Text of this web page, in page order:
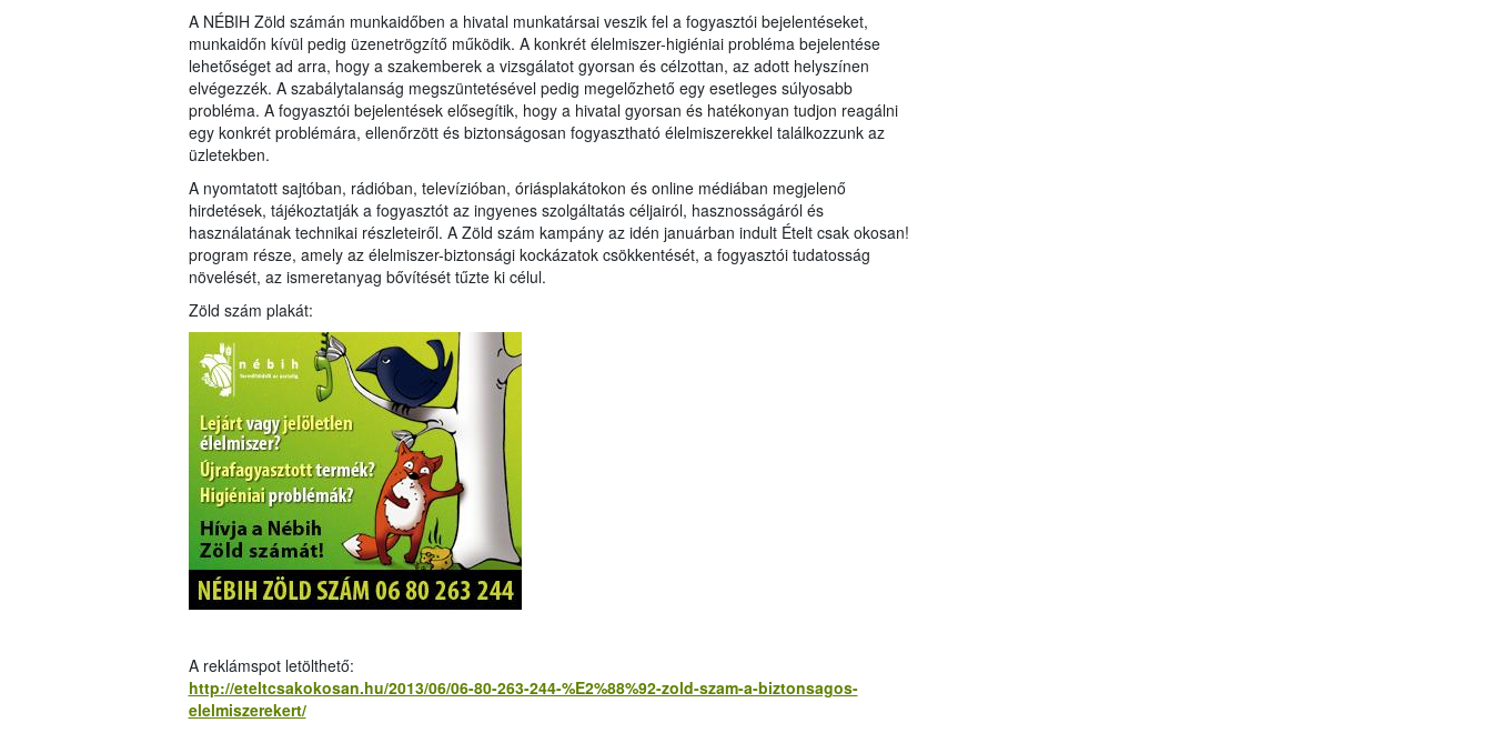
A NÉBIH Zöld számán munkaidőben a hivatal munkatársai veszik fel a fogyasztói bejelentéseket,
munkaidőn kívül pedig üzenetrögzítő működik. A konkrét élelmiszer-higiéniai probléma bejelentése
lehetőséget ad arra, hogy a szakemberek a vizsgálatot gyorsan és célzottan, az adott helyszínen
elvégezzék. A szabálytalanság megszüntetésével pedig megelőzhető egy esetleges súlyosabb
probléma. A fogyasztói bejelentések elősegítik, hogy a hivatal gyorsan és hatékonyan tudjon reagálni
egy konkrét problémára, ellenőrzött és biztonságosan fogyasztható élelmiszerekkel találkozzunk az
üzletekben.
A nyomtatott sajtóban, rádióban, televízióban, óriásplakátokon és online médiában megjelenő
hirdetések, tájékoztatják a fogyasztót az ingyenes szolgáltatás céljairól, hasznosságáról és
használatának technikai részleteiről. A Zöld szám kampány az idén januárban indult Ételt csak okosan!
program része, amely az élelmiszer-biztonsági kockázatok csökkentését, a fogyasztói tudatosság
növelését, az ismeretanyag bővítését tűzte ki célul.
Zöld szám plakát:
A reklámspot letölthető:
http://eteltcsakokosan.hu/2013/06/06-80-263-244-%E2%88%92-zold-szam-a-biztonsagos-
elelmiszerekert/